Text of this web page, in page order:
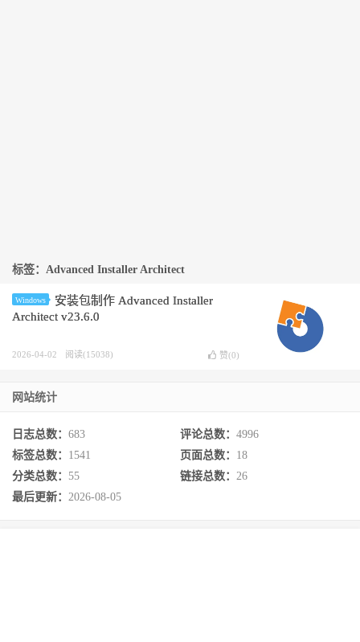
标签：Advanced Installer Architect
Windows
安装包制作 Advanced Installer
Architect v23.6.0
2026-04-02 阅读(15038) 赞(0)
网站统计
日志总数： 683 评论总数： 4996
标签总数： 1541 页面总数： 18
分类总数： 55 链接总数： 26
最后更新： 2026-08-05